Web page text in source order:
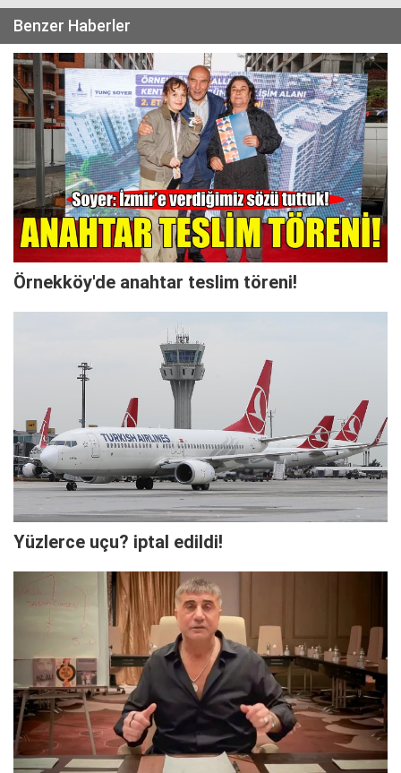
Benzer Haberler
Örnekköy'de anahtar teslim töreni!
Yüzlerce uçu? iptal edildi!